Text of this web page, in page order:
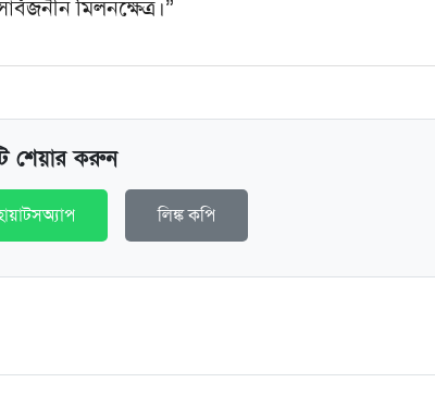
মিলনক্ষেত্র।”
শেয়ার করুন
লিঙ্ক কপি